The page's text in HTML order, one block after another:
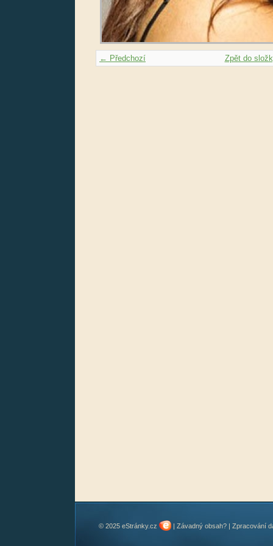
← Předchozí Zpět do
© 2025 eStránky.cz | Závadný obsah? | Zpracování